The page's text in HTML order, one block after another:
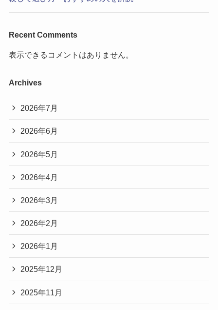
Recent Comments
表示できるコメントはありません。
Archives
2026年7月
2026年6月
2026年5月
2026年4月
2026年3月
2026年2月
2026年1月
2025年12月
2025年11月